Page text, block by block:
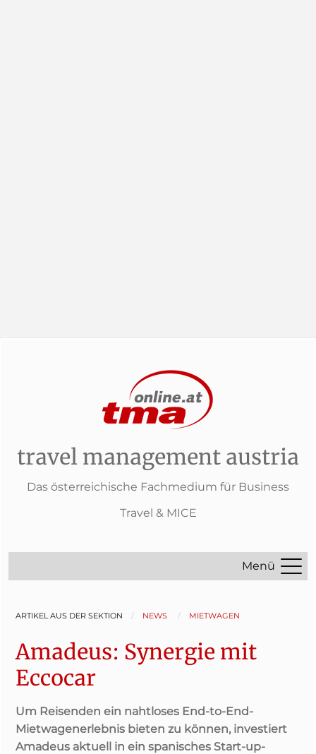
travel management austria
Das österreichische Fachmedium für Business
Travel & MICE
Menü
ARTIKEL AUS DER SEKTION NEWS MIETWAGEN
Amadeus: Synergie mit
Eccocar
Um Reisenden ein nahtloses End-to-End-
Mietwagenerlebnis bieten zu können, investiert
Amadeus aktuell in ein spanisches Start-up-